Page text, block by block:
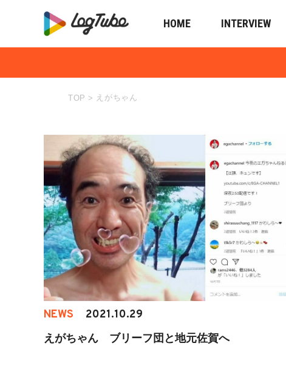
HOME INTERVIEW
TOP > えがちゃん
NEWS 2021.10.29
えがちゃん ブリーフ団と地元佐賀へ